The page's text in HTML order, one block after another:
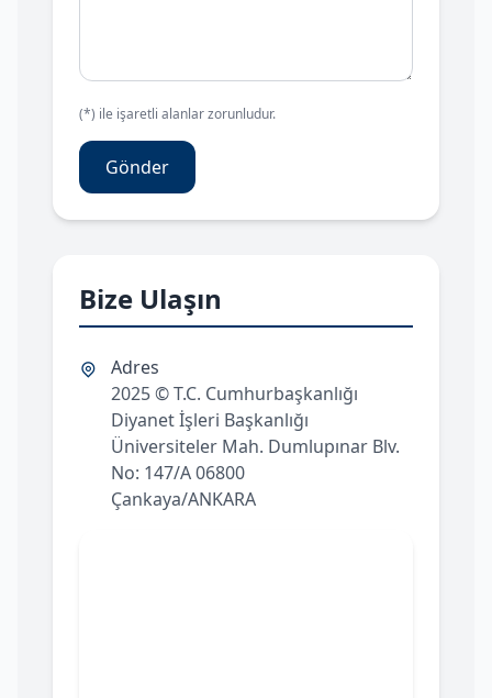
(*) ile işaretli alanlar zorunludur.
Gönder
Bize Ulaşın
Adres
2025 © T.C. Cumhurbaşkanlığı
Diyanet İşleri Başkanlığı
Üniversiteler Mah. Dumlupınar Blv.
No: 147/A 06800
Çankaya/ANKARA